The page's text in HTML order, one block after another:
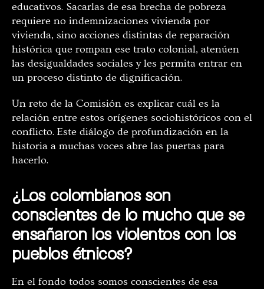
educativos. Sacarlas de esa brecha de pobreza
requiere no indemnizaciones vivienda por
vivienda, sino acciones distintas de reparación
histórica que rompan ese trato colonial, atenúen
las desigualdades sociales y les permita entrar en
un proceso distinto de dignificación.
Un reto de la Comisión es explicar cuál es la
relación entre estos orígenes sociohistóricos con el
conflicto. Este diálogo de profundización en la
historia a muchas voces abre las puertas para
hacerlo.
¿Los colombianos son
conscientes de lo mucho que se
ensañaron los violentos con los
pueblos étnicos?
En el fondo todos somos conscientes de esa